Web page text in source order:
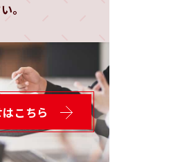
。
こちら